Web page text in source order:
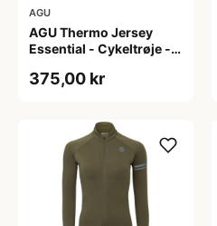
AGU
AGU Thermo Jersey
Essential - Cykeltrøje -
L
375,00 kr